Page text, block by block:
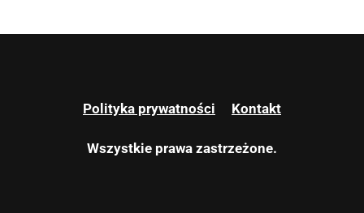
Polityka prywatności Kontakt
Wszystkie prawa zastrzeżone.